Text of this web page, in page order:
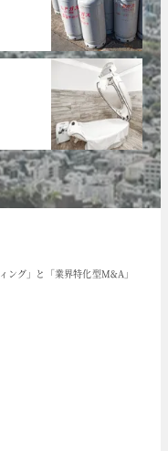
ング」と「業界特化型M&A」